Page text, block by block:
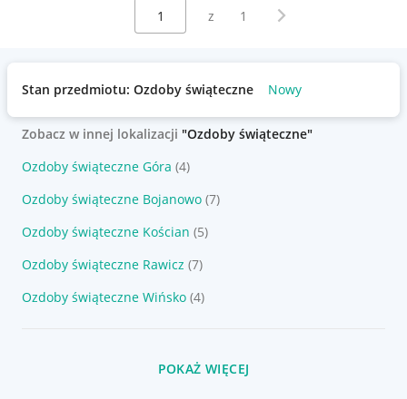
Wybierz stronę:
z 1 Następna strona
Stan przedmiotu: Ozdoby świąteczne Nowy
Zobacz w innej lokalizacji "Ozdoby świąteczne"
Ozdoby świąteczne Góra (4)
Ozdoby świąteczne Bojanowo (7)
Ozdoby świąteczne Kościan (5)
Ozdoby świąteczne Rawicz (7)
Ozdoby świąteczne Wińsko (4)
POKAŻ WIĘCEJ